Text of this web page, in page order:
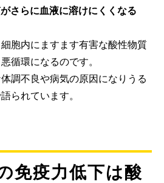
さらに血液に溶けにくくなる
胞内にますます有害な酸性物質
循環になるのです。
調不良や病気の原因になりうる
られています。
免疫力低下は酸